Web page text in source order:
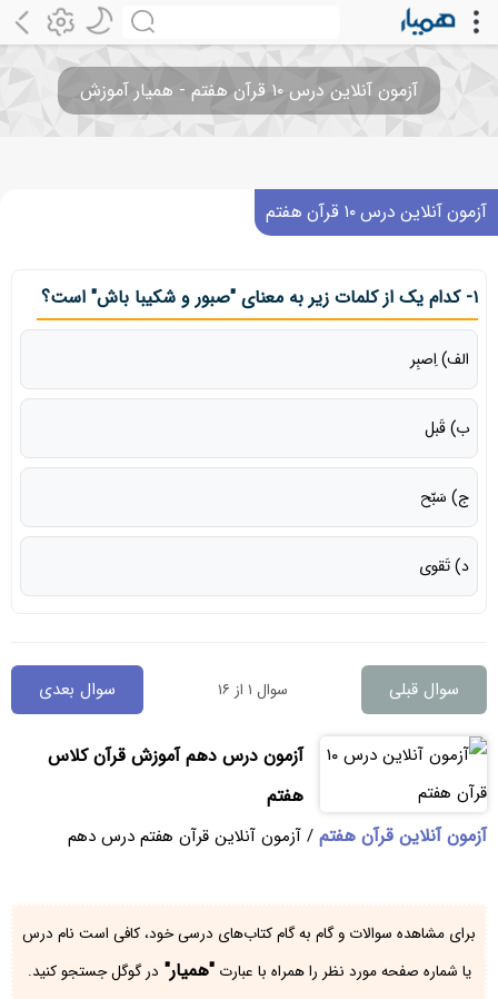
آزمون آنلاین درس ۱۰ قرآن هفتم - همیار آموزش
آزمون آنلاین درس ۱۰ قرآن هفتم
۱- کدام یک از کلمات زیر به معنای "صبور و شکیبا باش" است؟
الف) اِصبِر
ب) قَبل
ج) سَبّح
د) تَقوی
سوال قبلی سوال ۱ از ۱۶ سوال بعدی
آزمون درس دهم آموزش قرآن کلاس
هفتم
آزمون آنلاین قرآن هفتم / آزمون آنلاین قرآن هفتم درس دهم
برای مشاهده سوالات و گام به گام کتاب‌های درسی خود، کافی است نام درس
یا شماره صفحه مورد نظر را همراه با عبارت"همیار" در گوگل جستجو کنید.